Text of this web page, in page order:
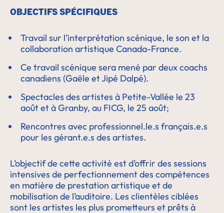
OBJECTIFS SPÉCIFIQUES
Travail sur l’interprétation scénique, le son et la
collaboration artistique Canada-France.
Ce travail scénique sera mené par deux coachs
canadiens (Gaële et Jipé Dalpé).
Spectacles des artistes à Petite-Vallée le 23
août et à Granby, au FICG, le 25 août;
Rencontres avec professionnel.le.s français.e.s
pour les gérant.e.s des artistes.
L’objectif de cette activité est d’offrir des sessions
intensives de perfectionnement des compétences
en matière de prestation artistique et de
mobilisation de l’auditoire. Les clientèles ciblées
sont les artistes les plus prometteurs et prêts à